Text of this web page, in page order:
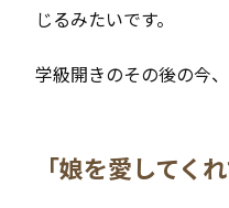
じるみたいです。
学級開きのその後の今
「娘を愛してく